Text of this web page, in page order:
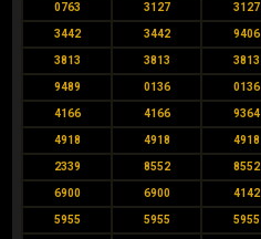
0763 3127 3127
3442 3442 9406
3813 3813 3813
9489 0136 0136
4166 4166 9364
4918 4918 4918
2339 8552 8552
6900 6900 4142
5955 5955 5955